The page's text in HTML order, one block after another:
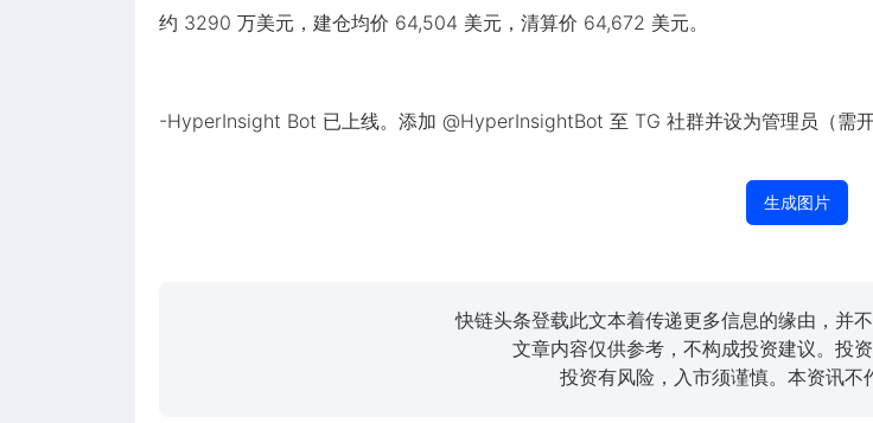
约 3290 万美元，建仓均价 64,504 美元，清算价 64,672 美元。
-HyperInsight Bot 已上线。添加 @HyperInsightBot 至 TG 社群并设为管理员（需
生成图片
快链头条登载此文本着传递更多信息的缘由，并
文章内容仅供参考，不构成投资建议。投
投资有风险，入市须谨慎。本资讯不